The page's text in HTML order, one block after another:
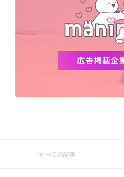
すべての記事